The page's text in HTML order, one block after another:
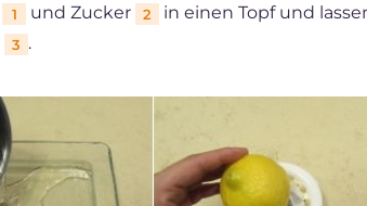
1 und Zucker 2
in einen Topf und
3 .